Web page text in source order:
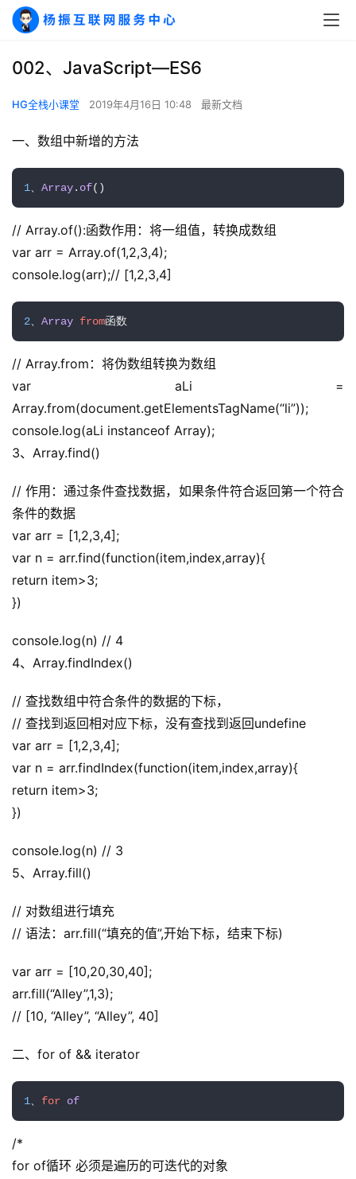
002、JavaScript—ES6
HG全栈小课堂 2019年4月16日 10:48 最新文档
一、数组中新增的方法
1、 Array. of()
// Array.of():函数作用：将一组值，转换成数组
var arr = Array.of(1,2,3,4);
console.log(arr);// [1,2,3,4]
2、 Array from函数
// Array.from：将伪数组转换为数组
var aLi =
Array.from(document.getElementsTagName(“li”));
console.log(aLi instanceof Array);
3、Array.find()
// 作用：通过条件查找数据，如果条件符合返回第一个符合
条件的数据
var arr = [1,2,3,4];
var n = arr.find(function(item,index,array){
return item>3;
})
console.log(n) // 4
4、Array.findIndex()
// 查找数组中符合条件的数据的下标，
// 查找到返回相对应下标，没有查找到返回undefine
var arr = [1,2,3,4];
var n = arr.findIndex(function(item,index,array){
return item>3;
})
console.log(n) // 3
5、Array.fill()
// 对数组进行填充
// 语法：arr.fill(“填充的值”,开始下标，结束下标)
var arr = [10,20,30,40];
arr.fill(“Alley”,1,3);
// [10, “Alley”, “Alley”, 40]
二、for of && iterator
1、 for of
/*
for of循环 必须是遍历的可迭代的对象